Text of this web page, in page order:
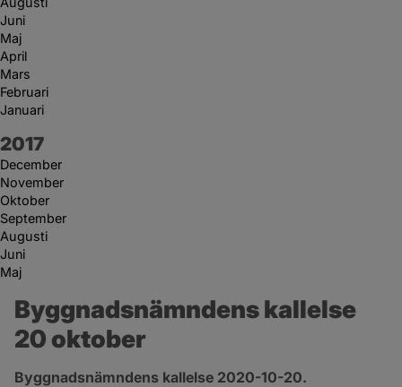
Juni
Maj
April
Mars
Februari
Januari
År:
2017
December
November
Oktober
September
Augusti
Juni
Maj
Byggnadsnämndens kallelse
20 oktober
Byggnadsnämndens kallelse 2020-10-20.